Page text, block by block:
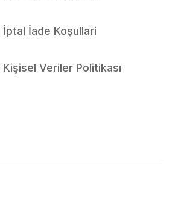
İptal İade Koşullari
Kişisel Veriler Politikası